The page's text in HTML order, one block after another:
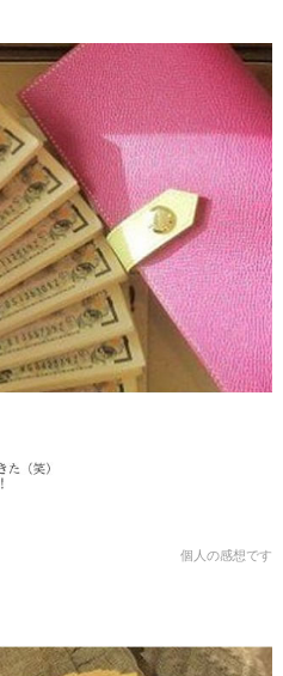
個人の感想です